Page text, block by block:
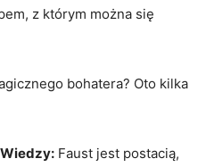
z którym można się
bohatera? Oto kilka
Faust jest postacią,